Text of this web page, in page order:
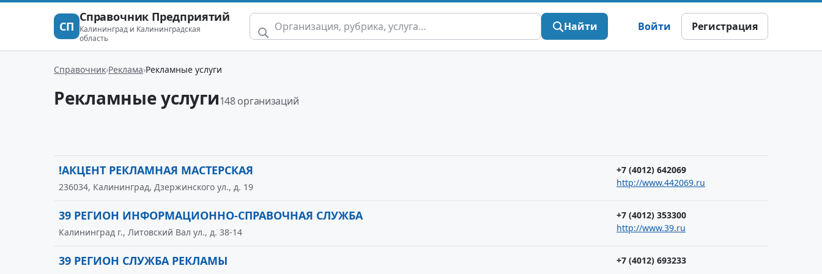
СП
Справочник Предприятий
Калининград и Калининградская
область
Найти Войти Регистрация
Справочник Реклама Рекламные услуги
Рекламные услуги148 организаций
!АКЦЕНТ РЕКЛАМНАЯ МАСТЕРСКАЯ
+7 (4012) 642069
http://www.442069.ru
236034, Калининград, Дзержинского ул., д. 19
39 РЕГИОН ИНФОРМАЦИОННО-СПРАВОЧНАЯ СЛУЖБА
+7 (4012) 353300
http://www.39.ru
Калининград г., Литовский Вал ул., д. 38-14
39 РЕГИОН СЛУЖБА РЕКЛАМЫ
+7 (4012) 693233